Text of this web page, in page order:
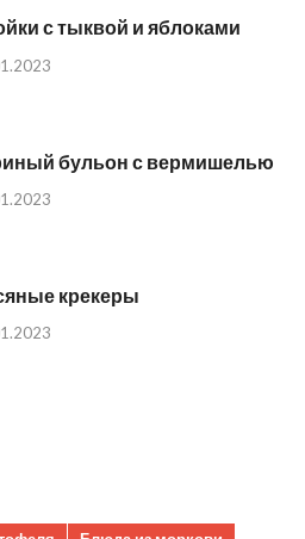
с тыквой и яблоками
бульон с вермишелью
крекеры